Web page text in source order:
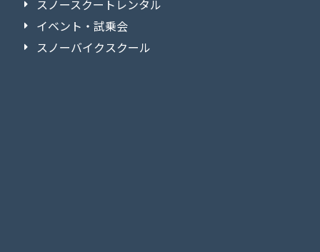
スノースクートレンタル
イベント・試乗会
スノーバイクスクール